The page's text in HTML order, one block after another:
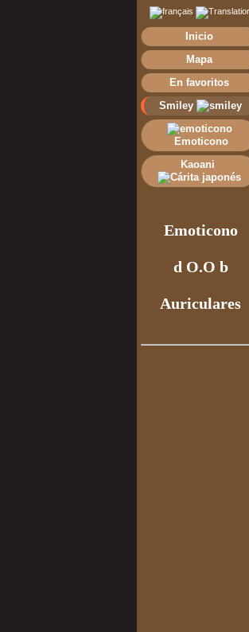
Inicio
Mapa
En favoritos
Smiley
Emoticono
Kaoani
Emoticono
d O.O b